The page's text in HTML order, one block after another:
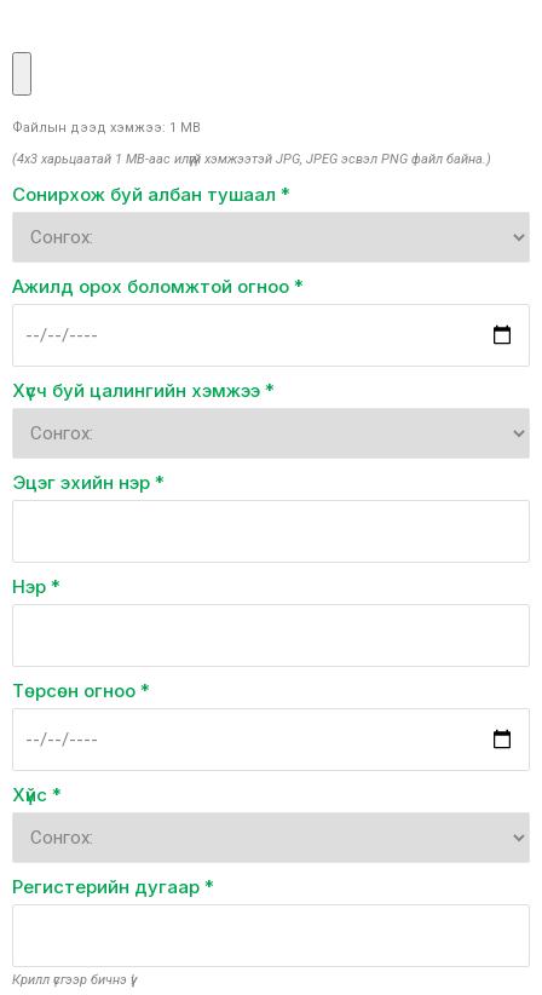
Файлын дээд хэмжээ: 1 MB
(4x3 харьцаатай 1 MB-аас илүүгүй хэмжээтэй JPG, JPEG эсвэл PNG файл байна.)
Сонирхож буй албан тушаал *
Ажилд орох боломжтой огноо *
Хүсч буй цалингийн хэмжээ *
Эцэг эхийн нэр *
Нэр *
Төрсөн огноо *
Хүйс *
Регистерийн дугаар *
Крилл үсгээр бичнэ үү!